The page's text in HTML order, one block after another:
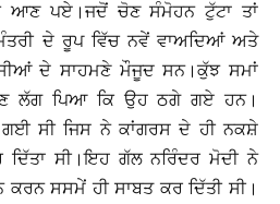
ਆਣ ਪਏ।ਜਦੋਂ ਚੋਣ ਸੰਮੋਹਨ ਟੁੱਟਾ ਤਾਂ
ਦੇ ਰੂਪ ਵਿੱਚ ਨਵੇਂ ਵਾਅਦਿਆਂ ਅਤੇ
ਦੇ ਸਾਹਮਣੇ ਮੌਜੂਦ ਸਨ।ਕੁੱਝ ਸਮਾਂ
ਲੱਗ ਪਿਆ ਕਿ ਉਹ ਠਗੇ ਗਏ ਹਨ।
ਗਈ ਸੀ ਜਿਸ ਨੇ ਕਾਂਗਰਸ ਦੇ ਹੀ ਨਕਸ਼ੇ
ਸੀ।ਇਹ ਗੱਲ ਨਰਿੰਦਰ ਮੋਦੀ ਨੇ
ਸਸਮੇਂ ਹੀ ਸਾਬਤ ਕਰ ਦਿੱਤੀ ਸੀ।